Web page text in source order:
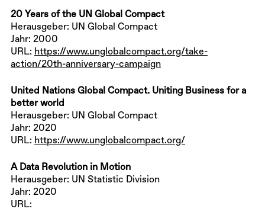
20 Years of the UN Global Compact
Herausgeber: UN Global Compact
Jahr: 2000
URL: https://www.unglobalcompact.org/take-
action/20th-anniversary-campaign
United Nations Global Compact. Uniting Business for a
better world
Herausgeber: UN Global Compact
Jahr: 2020
URL: https://www.unglobalcompact.org/
A Data Revolution in Motion
Herausgeber: UN Statistic Division
Jahr: 2020
URL: